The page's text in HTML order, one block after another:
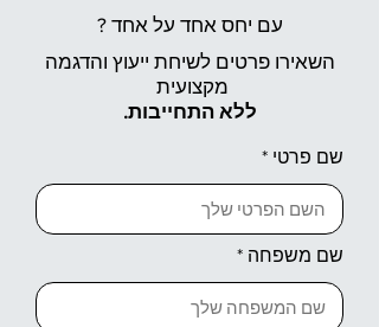
עם יחס אחד על אחד ?
השאירו פרטים לשיחת ייעוץ והדגמה
מקצועית
ללא התחייבות.
שם פרטי
שם משפחה